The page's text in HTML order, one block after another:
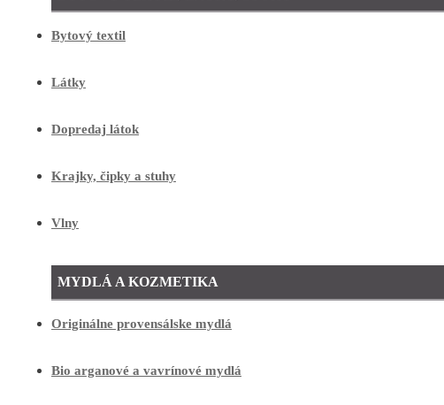
Bytový textil
Látky
Dopredaj látok
Krajky, čipky a stuhy
Vlny
MYDLÁ A KOZMETIKA
Originálne provensálske mydlá
Bio arganové a vavrínové mydlá